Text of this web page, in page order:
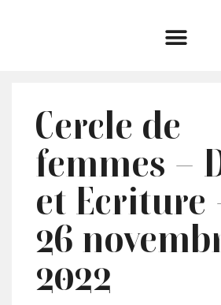
Cercle de
femmes –
et Ecriture
26
2022